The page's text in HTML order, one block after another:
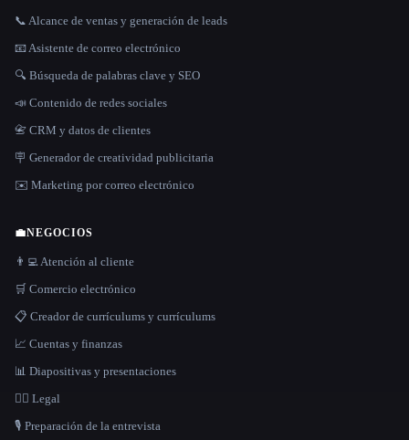
📞 Alcance de ventas y generación de leads
📧 Asistente de correo electrónico
🔍 Búsqueda de palabras clave y SEO
📣 Contenido de redes sociales
📇 CRM y datos de clientes
🪧 Generador de creatividad publicitaria
✉️ Marketing por correo electrónico
💼NEGOCIOS
👨‍💻 Atención al cliente
🛒 Comercio electrónico
📋 Creador de currículums y currículums
📈 Cuentas y finanzas
📊 Diapositivas y presentaciones
👩‍⚖️ Legal
🎙️ Preparación de la entrevista